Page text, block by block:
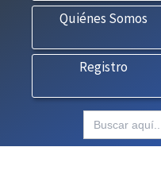
Quiénes Somos
Registro
Buscar: